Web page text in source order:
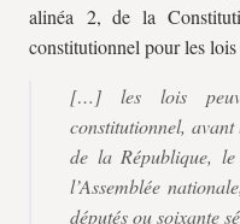
alinéa 2, de la
constitutionnel pour les
[…] les lois
constitutionnel,
de la République,
l’Assemblée
députés ou soixante